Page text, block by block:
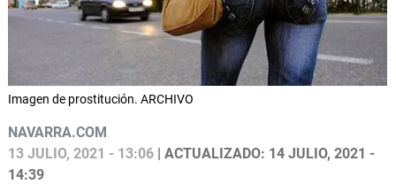
Imagen de prostitución. ARCHIVO
NAVARRA.COM
13 JULIO, 2021 - 13:06 | ACTUALIZADO: 14 JULIO, 2021 -
14:39